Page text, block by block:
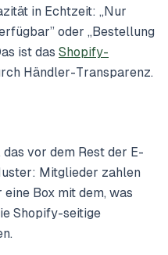
in Echtzeit: „Nur
oder „Bestellung
ist das Shopify-
Händler-Transparenz.
vor dem Rest der E-
Mitglieder zahlen
Box mit dem, was
Shopify-seitige